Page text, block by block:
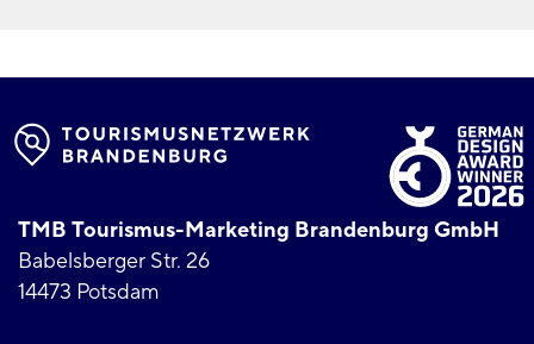
TMB Tourismus-Marketing Brandenburg GmbH
Babelsberger Str. 26
14473 Potsdam